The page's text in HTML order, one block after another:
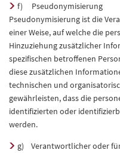
f) Pseudonymisierung
Pseudonymisierung ist die
einer Weise, auf welche die
Hinzuziehung zusätzlicher
spezifischen betroffenen
diese zusätzlichen
technischen und
gewährleisten, dass die
identifizierten oder
werden.
g) Verantwortlicher oder